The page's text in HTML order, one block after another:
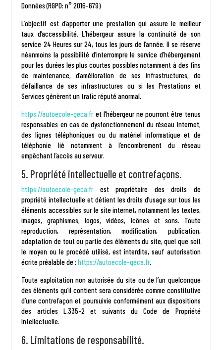
Données (RGPD: n° 2016-679)
L’objectif est d’apporter une prestation qui assure le meilleur
taux d’accessibilité. L’hébergeur assure la continuité de son
service 24 Heures sur 24, tous les jours de l’année. Il se réserve
néanmoins la possibilité d’interrompre le service d’hébergement
pour les durées les plus courtes possibles notamment à des fins
de maintenance, d’amélioration de ses infrastructures, de
défaillance de ses infrastructures ou si les Prestations et
Services génèrent un trafic réputé anormal.
https://autoecole-geca.fr et l’hébergeur ne pourront être tenus
responsables en cas de dysfonctionnement du réseau Internet,
des lignes téléphoniques ou du matériel informatique et de
téléphonie lié notamment à l’encombrement du réseau
empêchant l’accès au serveur.
5. Propriété intellectuelle et contrefaçons.
https://autoecole-geca.fr
est propriétaire des droits de
propriété intellectuelle et détient les droits d’usage sur tous les
éléments accessibles sur le site internet, notamment les textes,
images, graphismes, logos, vidéos, icônes et sons. Toute
reproduction, représentation, modification, publication,
adaptation de tout ou partie des éléments du site, quel que soit
le moyen ou le procédé utilisé, est interdite, sauf autorisation
écrite préalable de : https://autoecole-geca.fr.
Toute exploitation non autorisée du site ou de l’un quelconque
des éléments qu’il contient sera considérée comme constitutive
d’une contrefaçon et poursuivie conformément aux dispositions
des articles L.335-2 et suivants du Code de Propriété
Intellectuelle.
6. Limitations de responsabilité.